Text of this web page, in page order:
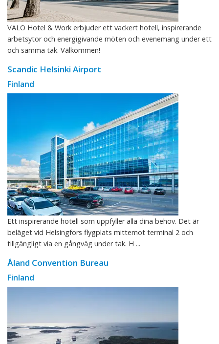
VALO Hotel & Work erbjuder ett vackert hotell, inspirerande
arbetsytor och energigivande möten och evenemang under ett
och samma tak. Välkommen!
Scandic Helsinki Airport
Finland
Ett inspirerande hotell som uppfyller alla dina behov. Det är
beläget vid Helsingfors flygplats mittemot terminal 2 och
tillgängligt via en gångväg under tak. H ...
Åland Convention Bureau
Finland